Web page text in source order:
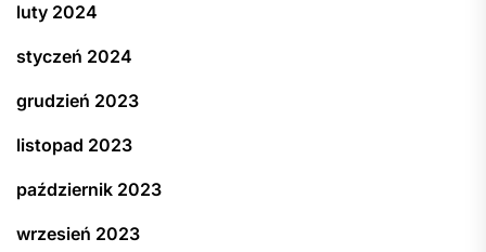
luty 2024
styczeń 2024
grudzień 2023
listopad 2023
październik 2023
wrzesień 2023